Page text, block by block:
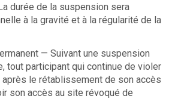
durée de la suspension sera
à la gravité et à la régularité de la
— Suivant une suspension
tout participant qui continue de violer
après le rétablissement de son accès
son accès au site révoqué de